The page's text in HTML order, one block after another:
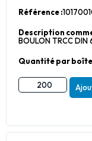
Référence :
Description
BOULON TRCC
Quantité par boîte